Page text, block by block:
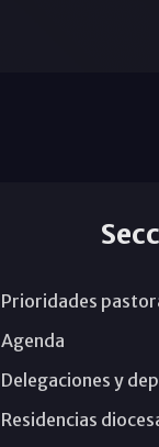
Prioridades
Agenda
Delegaciones y
Residencias